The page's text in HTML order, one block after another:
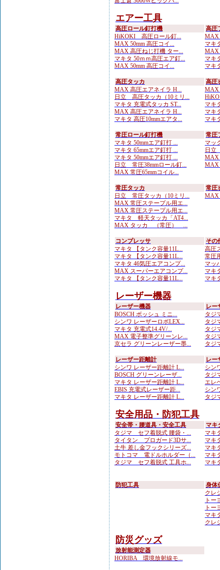
エアー工具
高圧ロール釘打機
HiKOKI 高圧ロール釘...
MAX 50mm 高圧コイ...
MAX 高圧ねじ打機 ター...
マキタ 50ｍｍ高圧エア釘...
MAX 50mm 高圧コイ...
高圧
MAX
マキ
MAX
マキ
マキ
高圧タッカ
MAX 高圧エアネイラ H...
日立 高圧タッカ（10ミリ...
マキタ 充電式タッカ ST...
MAX 高圧エアネイラ H...
マキタ 高圧10mmエアタ...
高圧
MAX
マキ
マキ
マキ
常圧ロール釘打機
マキタ 50mmエア釘打 ...
マキタ 65mmエア釘打 ...
マキタ 50mmエア釘打 ...
日立 常圧38mmロール釘...
MAX 常圧65mmコイル...
常圧
マッ
日立
MAX
MAX
常圧タッカ
日立 常圧タッカ（10ミリ...
MAX 常圧ステープル用エ...
MAX 常圧ステープル用エ...
マキタ 軽天タッカ「AT4...
MAX タッカ （常圧） ...
常圧
MAX
コンプレッサ
マキタ 【タンク容量11L...
マキタ 【タンク容量11L...
マキタ 46気圧エアコンプ...
MAX スーパーエアコンプ...
マキタ 【タンク容量11L...
その
高圧
常圧
マッ
マキ
マキ
レーザー機器
レーザー機器
BOSCH ボッシュ ミニ...
シンワ レーザーロボLEX...
マキタ 充電式14.4V/...
MAX 電子整準グリーンレ...
京セラ グリーンレーザー墨...
レー
タジ
タジ
タジ
タジ
タジ
レーザー距離計
シンワ レーザー距離計 L...
BOSCH グリーンレーザ...
マキタ レーザー距離計 L...
EBIS 充電式レーザー距...
マキタ レーザー距離計 L...
レー
シン
タジ
エレ
シン
タジ
安全用品・防犯工具
安全帯・腰道具・安全工具
タジマ セフ着脱式 腰袋・...
タイタン プロガード3Dサ...
土牛 差し金フックシリーズ...
モトコマ 電ドルホルダー（...
タジマ セフ着脱式 工具ホ...
マキ
マキ
マキ
マキ
マキ
マキ
防犯工具
身体
クレ
トー
トー
マキ
クレ
防災グッズ
放射能測定器
HORIBA 環境放射線モ...